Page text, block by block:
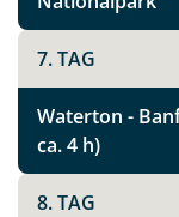
7. TAG
Waterton -
ca. 4 h)
8. TAG